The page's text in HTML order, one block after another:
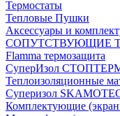
Термостаты
Тепловые Пушки
Аксессуары и
СОПУТСТВУЮЩИЕ
Flamma термозащита
СуперИзол
Теплоизоляционные
Суперизол
Комплектующие